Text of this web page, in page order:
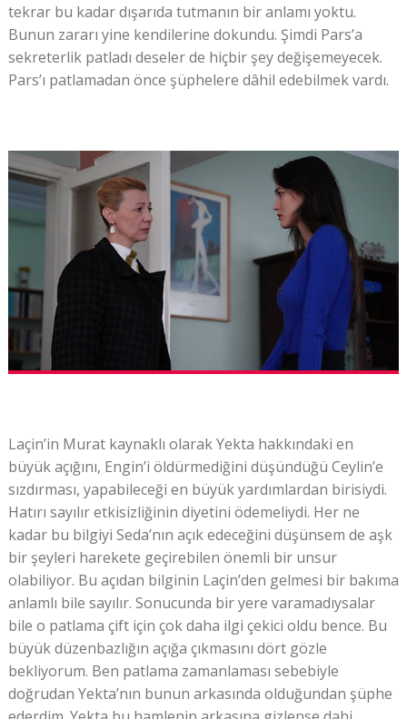
tekrar bu kadar dışarıda tutmanın bir anlamı yoktu.
Bunun zararı yine kendilerine dokundu. Şimdi Pars’a
sekreterlik patladı deseler de hiçbir şey değişemeyecek.
Pars’ı patlamadan önce şüphelere dâhil edebilmek vardı.
Laçin’in Murat kaynaklı olarak Yekta hakkındaki en
büyük açığını, Engin’i öldürmediğini düşündüğü Ceylin’e
sızdırması, yapabileceği en büyük yardımlardan birisiydi.
Hatırı sayılır etkisizliğinin diyetini ödemeliydi. Her ne
kadar bu bilgiyi Seda’nın açık edeceğini düşünsem de aşk
bir şeyleri harekete geçirebilen önemli bir unsur
olabiliyor. Bu açıdan bilginin Laçin’den gelmesi bir bakıma
anlamlı bile sayılır. Sonucunda bir yere varamadıysalar
bile o patlama çift için çok daha ilgi çekici oldu bence. Bu
büyük düzenbazlığın açığa çıkmasını dört gözle
bekliyorum. Ben patlama zamanlaması sebebiyle
doğrudan Yekta’nın bunun arkasında olduğundan şüphe